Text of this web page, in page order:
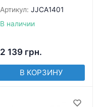
Артикул: JJCA1401
В наличии
2 139 грн.
В КОРЗИНУ